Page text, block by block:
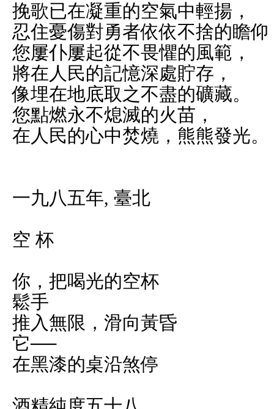
挽歌已在凝重的空氣中輕揚，
忍住憂傷對勇者依依不捨的瞻仰
您屢仆屢起從不畏懼的風範，
將在人民的記憶深處貯存，
像埋在地底取之不盡的礦藏。
您點燃永不熄滅的火苗，
在人民的心中焚燒，熊熊發光。
一九八五年, 臺北
空 杯
你，把喝光的空杯
鬆手
推入無限，滑向黃昏
它──
在黑漆的桌沿煞停